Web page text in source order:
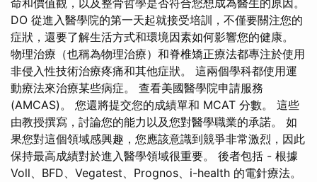
命和價值觀，以及整骨哲學是否符合您想成為醫生的原因。
DO 從進入醫學院的第一天起就接受培訓，不僅要關注您的
症狀，還要了解生活方式和環境因素如何影響您的健康。
物理治療（也稱為物理治療）和脊椎矯正療法都專注於使用
非侵入性技術治療疼痛和其他症狀。 這兩個學科都使用運
動療法來治療某些病症。 查看美國醫學院申請服務
(AMCAS)。 您還將提交您的成績單和 MCAT 分數。 這些
由教授撰寫，討論您的能力以及您對醫學職業的承諾。 如
果您對這個領域感興趣，您應該意識到競爭非常激烈，因此
保持最高成績對於進入醫學領域很重要。 後者包括 - 根據
Voll、BFD、Vegatest、Prognos、i-health 的電針療法。